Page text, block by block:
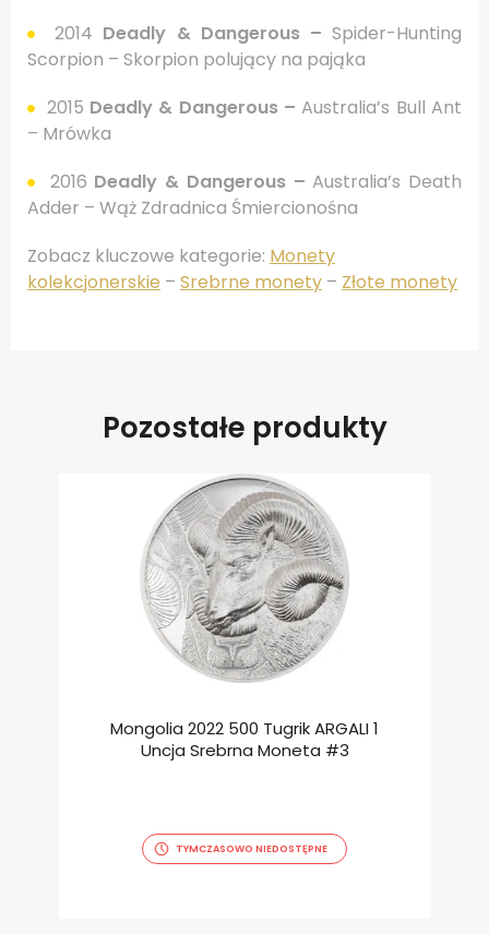
2014 Deadly & Dangerous –Spider-Hunting
Scorpion – Skorpion polujący na pająka
2015 Deadly & Dangerous –Australia’s Bull Ant
– Mrówka
2016 Deadly & Dangerous –Australia’s Death
Adder – Wąż Zdradnica Śmiercionośna
Zobacz kluczowe kategorie: Monety
kolekcjonerskie – Srebrne monety – Złote monety
Pozostałe produkty
Mongolia 2022 500 Tugrik ARGALI 1
Uncja Srebrna Moneta #3
TYMCZASOWO NIEDOSTĘPNE